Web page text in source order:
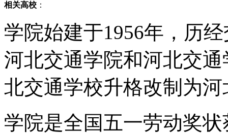
相关高校 ：
学院始建于1956年，历
河北交通学院和河北交
北交通学校升格改制为
学院是全国五一劳动奖